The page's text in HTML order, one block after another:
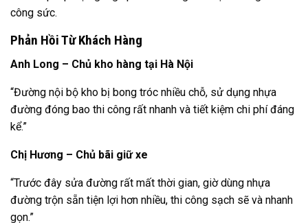
công sức.
Phản Hồi Từ Khách Hàng
Anh Long – Chủ kho hàng tại Hà Nội
“Đường nội bộ kho bị bong tróc nhiều chỗ, sử dụng nhựa
đường đóng bao thi công rất nhanh và tiết kiệm chi phí đáng
kể.”
Chị Hương – Chủ bãi giữ xe
“Trước đây sửa đường rất mất thời gian, giờ dùng nhựa
đường trộn sẵn tiện lợi hơn nhiều, thi công sạch sẽ và nhanh
gọn.”